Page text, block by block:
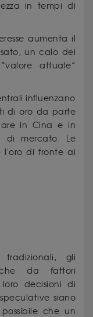
in tempi di
aumenta il
un calo dei
attuale”
influenzano
di oro da parte
in Cina e in
di mercato. Le
l'oro di fronte ai
gli
da fattori
decisioni di
siano
che un